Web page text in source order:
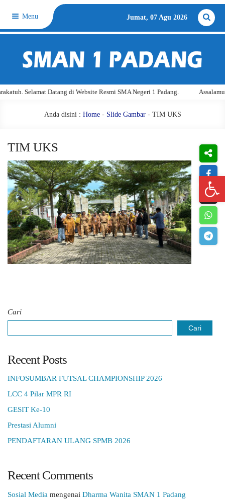
Menu Jumat, 07 Agu 2026
Selamat Datang di Website Resmi SMA Negeri 1 Padang.
Anda disini : Home- Slide Gambar- TIM UKS
TIM UKS
Cari
Cari
Recent Posts
INFOSUMBAR FUTSAL CHAMPIONSHIP 2026
LCC 4 Pilar MPR RI
GESIT Ke-10
Prestasi Alumni
PENDAFTARAN ULANG SPMB 2026
Recent Comments
Sosial Media mengenai Dharma Wanita SMAN 1 Padang